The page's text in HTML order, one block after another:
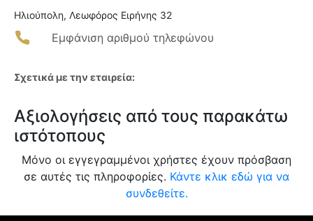
Ηλιούπολη, Λεωφόρος Ειρήνης 32
Εμφάνιση αριθμού τηλεφώνου
Σχετικά με την εταιρεία:
Αξιολογήσεις από τους παρακάτω
ιστότοπους
Μόνο οι εγγεγραμμένοι χρήστες έχουν πρόσβαση
σε αυτές τις πληροφορίες. Κάντε κλικ εδώ για να
συνδεθείτε.